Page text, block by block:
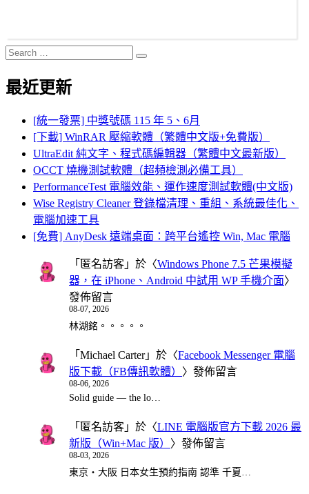
Search
for:
Search
最近更新
[統一發票] 中獎號碼 115 年 5、6月
[下載] WinRAR 壓縮軟體（繁體中文版+免費版）
UltraEdit 純文字、程式碼編輯器（繁體中文最新版）
OCCT 燒機測試軟體（超頻檢測必備工具）
PerformanceTest 電腦效能、運作速度測試軟體(中文版)
Wise Registry Cleaner 登錄檔清理、重組、系統最佳化、
電腦加速工具
[免費] AnyDesk 遠端桌面：跨平台遙控 Win, Mac 電腦
「 匿名訪客 」於〈Windows Phone 7.5 芒果模擬
器，在 iPhone、Android 中試用 WP 手機介面〉
發佈留言
08-07, 2026
林湖銘。。。。。
「 Michael Carter」於〈Facebook Messenger 電腦
版下載（FB傳訊軟體） 〉發佈留言
08-06, 2026
Solid guide — the lo…
「 匿名訪客 」於〈LINE 電腦版官方下載 2026 最
新版（Win+Mac 版） 〉發佈留言
08-03, 2026
東京・大阪 日本女生預約指南 認準 千夏…